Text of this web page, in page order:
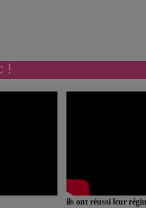
!
ils ont réussi leur